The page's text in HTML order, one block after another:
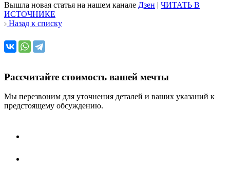
Вышла новая статья на нашем канале Дзен | ЧИТАТЬ В
ИСТОЧНИКЕ
Назад к списку
Рассчитайте стоимость вашей мечты
Мы перезвоним для уточнения деталей и ваших указаний к
предстоящему обсуждению.